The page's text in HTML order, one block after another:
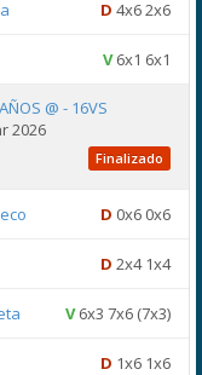
D 4x6 2x6
V6x1 6x1
@ - 16VS
2026
Finalizado
D 0x6 0x6
D 2x4 1x4
V6x3 7x6 (7x3)
D 1x6 1x6